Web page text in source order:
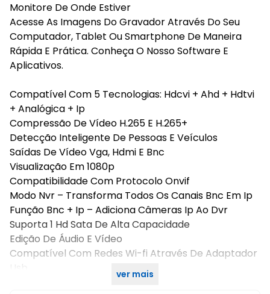
Monitore De Onde Estiver
Acesse As Imagens Do Gravador Através Do Seu
Computador, Tablet Ou Smartphone De Maneira
Rápida E Prática. Conheça O Nosso Software E
Aplicativos.
Compatível Com 5 Tecnologias: Hdcvi + Ahd + Hdtvi
+ Analógica + Ip
Compressão De Vídeo H.265 E H.265+
Detecção Inteligente De Pessoas E Veículos
Saídas De Vídeo Vga, Hdmi E Bnc
Visualização Em 1080p
Compatibilidade Com Protocolo Onvif
Modo Nvr – Transforma Todos Os Canais Bnc Em Ip
Função Bnc + Ip – Adiciona Câmeras Ip Ao Dvr
Suporta 1 Hd Sata De Alta Capacidade
Edição De Áudio E Vídeo
Compatível Com Redes Wi-fi Através De Adaptador
Usb
ver mais